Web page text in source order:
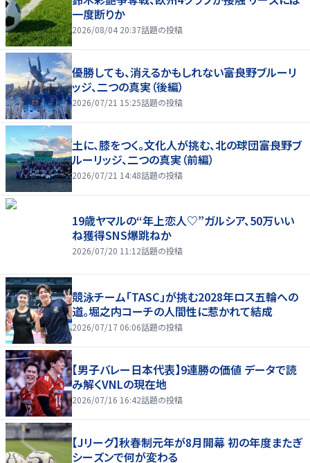
一度断りか
2026/08/04 20:37話題の投稿
優勝しても、消えるかもしれない――富良野ブルーリ
ッジ、二つの真実（後編）
2026/07/21 15:25話題の投稿
土に、膝をつく。文化人が挑む、北の球団――富良野ブ
ルーリッジ、二つの真実（前編）
2026/07/21 14:48話題の投稿
19歳ヤマルの“年上恋人♡”ガルシア、50万いい
ね獲得SNS爆跳ねか
2026/07/20 11:12話題の投稿
競泳チーム「TASC」が挑む2028年ロス五輪への
道。堀之内コーチの人間性に惹かれて結成
2026/07/17 06:06話題の投稿
【男子バレー日本代表】9連勝の価値 データで読
み解くVNLの現在地
2026/07/16 16:42話題の投稿
【Jリーグ】秋春制元年が8月開幕 初の年度またぎ
シーズンで何が変わる